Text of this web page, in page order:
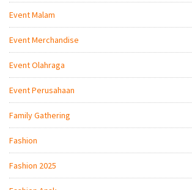
Event Malam
Event Merchandise
Event Olahraga
Event Perusahaan
Family Gathering
Fashion
Fashion 2025